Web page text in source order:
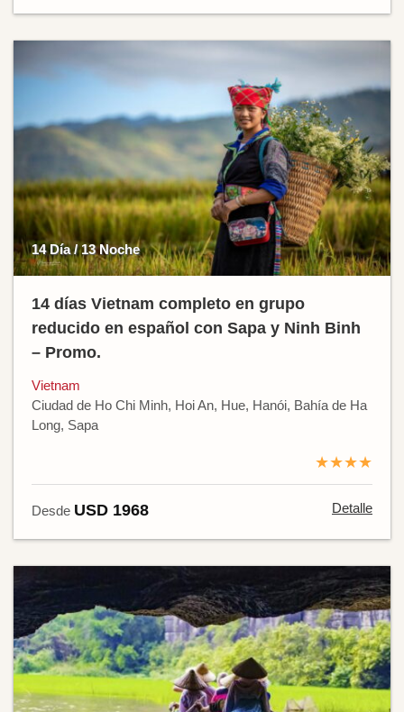
14 Día / 13 Noche
14 días Vietnam completo en grupo
reducido en español con Sapa y Ninh Binh
– Promo.
Vietnam
Ciudad de Ho Chi Minh, Hoi An, Hue, Hanói, Bahía de Ha
Long, Sapa
★★★★
Desde USD 1968 Detalle